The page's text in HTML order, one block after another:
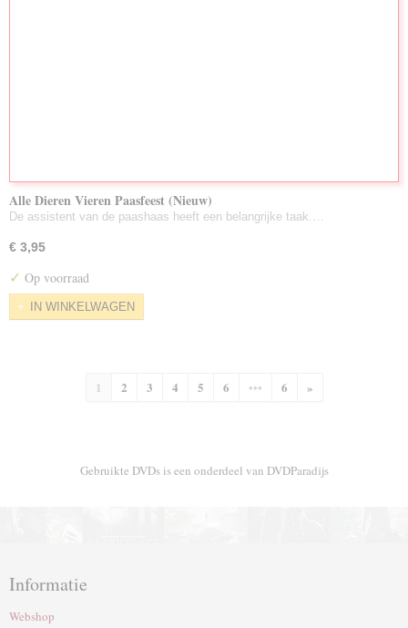
Alle Dieren Vieren Paasfeest (Nieuw)
De assistent van de paashaas heeft een belangrijke taak.…
€ 3,95
✓ Op voorraad
IN WINKELWAGEN
1 2 3 4 5 6 ••• 6 »
Gebruikte DVDs is een onderdeel van DVDParadijs
Informatie
Webshop